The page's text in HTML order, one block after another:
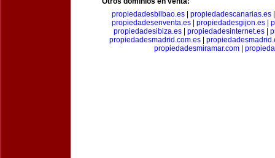
propiedadesbilbao.es| propiedadescanarias.es
propiedadesenventa.es
propiedadesgijon.es
propiedadesibiza.es
propiedadesinternet.es
propiedadesmadrid.com.es
propiedadesmiramar.com